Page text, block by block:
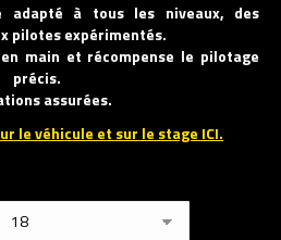
adapté à tous les niveaux, des
pilotes expérimentés.
main et récompense le pilotage
précis.
assurées.
le véhicule et sur le stage ICI.